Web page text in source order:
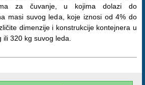
za čuvanje, u kojima dolazi do
masi suvog leda, koje iznosi od 4% do
dimenzije i konstrukcije kontejnera u
320 kg suvog leda.